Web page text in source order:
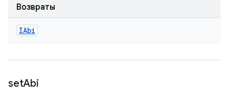
Возвраты
IAbi
setAbi